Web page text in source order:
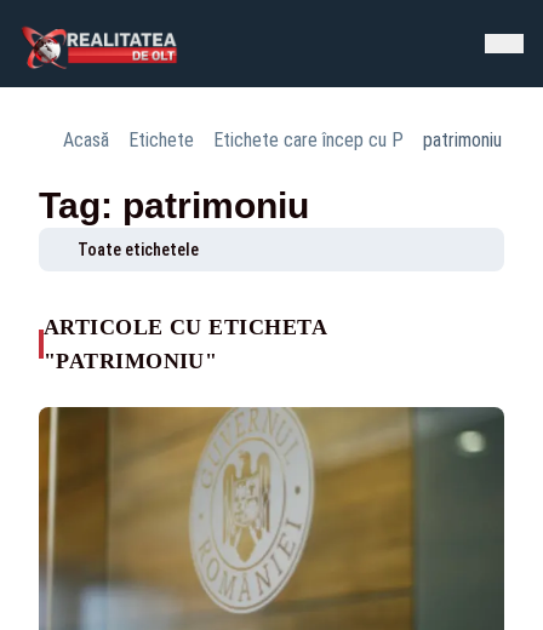
Acasă Etichete Etichete care încep cu P patrimoniu
Tag: patrimoniu
Toate etichetele
ARTICOLE CU ETICHETA
"PATRIMONIU"